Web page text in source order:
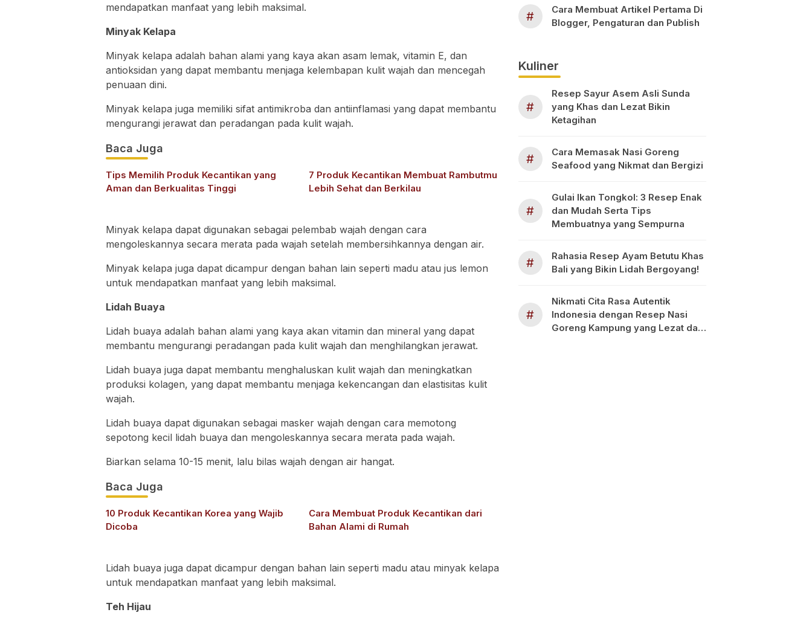
mendapatkan manfaat yang lebih maksimal.
Minyak Kelapa
Minyak kelapa adalah bahan alami yang kaya akan asam lemak, vitamin E, dan
antioksidan yang dapat membantu menjaga kelembapan kulit wajah dan mencegah
penuaan dini.
Minyak kelapa juga memiliki sifat antimikroba dan antiinflamasi yang dapat membantu
mengurangi jerawat dan peradangan pada kulit wajah.
Baca Juga
Tips Memilih Produk Kecantikan yang
Aman dan Berkualitas Tinggi
7 Produk Kecantikan Membuat Rambutmu
Lebih Sehat dan Berkilau
Minyak kelapa dapat digunakan sebagai pelembab wajah dengan cara
mengoleskannya secara merata pada wajah setelah membersihkannya dengan air.
Minyak kelapa juga dapat dicampur dengan bahan lain seperti madu atau jus lemon
untuk mendapatkan manfaat yang lebih maksimal.
Lidah Buaya
Lidah buaya adalah bahan alami yang kaya akan vitamin dan mineral yang dapat
membantu mengurangi peradangan pada kulit wajah dan menghilangkan jerawat.
Lidah buaya juga dapat membantu menghaluskan kulit wajah dan meningkatkan
produksi kolagen, yang dapat membantu menjaga kekencangan dan elastisitas kulit
wajah.
Lidah buaya dapat digunakan sebagai masker wajah dengan cara memotong
sepotong kecil lidah buaya dan mengoleskannya secara merata pada wajah.
Biarkan selama 10-15 menit, lalu bilas wajah dengan air hangat.
Baca Juga
10 Produk Kecantikan Korea yang Wajib
Dicoba
Cara Membuat Produk Kecantikan dari
Bahan Alami di Rumah
Lidah buaya juga dapat dicampur dengan bahan lain seperti madu atau minyak kelapa
untuk mendapatkan manfaat yang lebih maksimal.
Teh Hijau
#
Cara Membuat Artikel Pertama Di
Blogger, Pengaturan dan Publish
Kuliner
#
Resep Sayur Asem Asli Sunda
yang Khas dan Lezat Bikin
Ketagihan
#
Cara Memasak Nasi Goreng
Seafood yang Nikmat dan Bergizi
#
Gulai Ikan Tongkol: 3 Resep Enak
dan Mudah Serta Tips
Membuatnya yang Sempurna
#
Rahasia Resep Ayam Betutu Khas
Bali yang Bikin Lidah Bergoyang!
#
Nikmati Cita Rasa Autentik
Indonesia dengan Resep Nasi
Goreng Kampung yang Lezat dan